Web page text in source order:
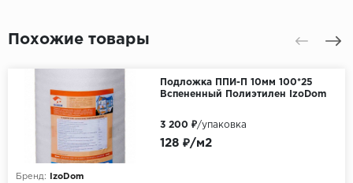
Похожие товары
Подложка ППИ-П 10мм 100*25
Вспененный Полиэтилен IzoDom
Бренд: IzoDom
128 ₽/м2
3 200 ₽/упаковка